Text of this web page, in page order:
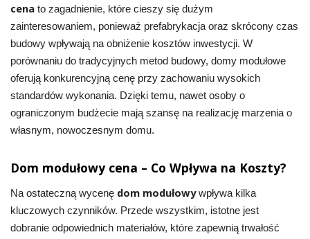
cenato zagadnienie, które cieszy się dużym
zainteresowaniem, ponieważ prefabrykacja oraz skrócony czas
budowy wpływają na obniżenie kosztów inwestycji. W
porównaniu do tradycyjnych metod budowy, domy modułowe
oferują konkurencyjną cenę przy zachowaniu wysokich
standardów wykonania. Dzięki temu, nawet osoby o
ograniczonym budżecie mają szansę na realizację marzenia o
własnym, nowoczesnym domu.
Dom modułowy cena – Co Wpływa na Koszty?
Na ostateczną wycenę dom modułowywpływa kilka
kluczowych czynników. Przede wszystkim, istotne jest
dobranie odpowiednich materiałów, które zapewnią trwałość